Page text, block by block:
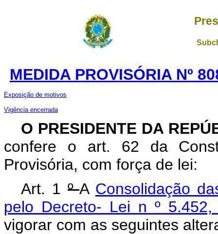
MEDIDA PROVISÓRIA Nº
Exposição de motivos
Vigência encerrada
O PRESIDENTE DA
confere o art. 62 da
Provisória, com força de lei:
Art. 1 ºA Consolidação
pelo Decreto- Lei n º
vigorar com as seguintes